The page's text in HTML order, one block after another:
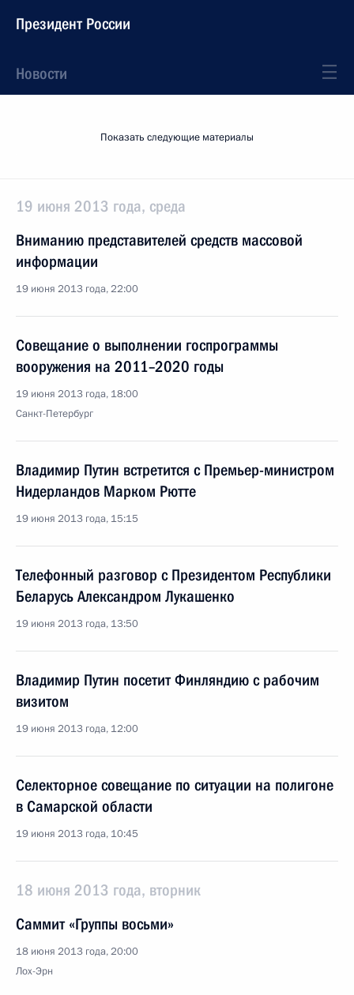
Президент России
Новости
Показать следующие материалы
19 июня 2013 года, среда
Вниманию представителей средств массовой
информации
19 июня 2013 года, 22:00
Совещание о выполнении госпрограммы
вооружения на 2011–2020 годы
19 июня 2013 года, 18:00
Санкт-Петербург
Владимир Путин встретится с Премьер-министром
Нидерландов Марком Рютте
19 июня 2013 года, 15:15
Телефонный разговор с Президентом Республики
Беларусь Александром Лукашенко
19 июня 2013 года, 13:50
Владимир Путин посетит Финляндию с рабочим
визитом
19 июня 2013 года, 12:00
Селекторное совещание по ситуации на полигоне
в Самарской области
19 июня 2013 года, 10:45
18 июня 2013 года, вторник
Саммит «Группы восьми»
18 июня 2013 года, 20:00
Лох-Эрн